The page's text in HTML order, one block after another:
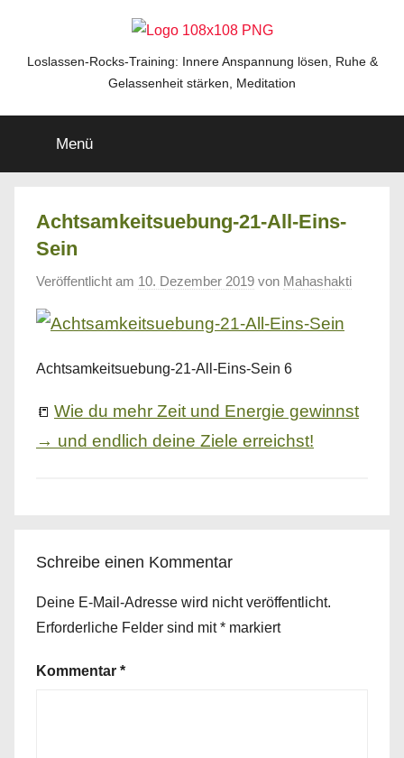
springenLoslassen-
Rocks-
Training
Loslassen-Rocks-Training: Innere Anspannung lösen, Ruhe &
Gelassenheit stärken, Meditation
Menü
Achtsamkeitsuebung-21-All-Eins-
Sein
Veröffentlicht am 10. Dezember 2019 von Mahashakti
Achtsamkeitsuebung-21-All-Eins-Sein 6
📒 Wie du mehr Zeit und Energie gewinnst
→ und endlich deine Ziele erreichst!
Schreibe einen Kommentar
Deine E-Mail-Adresse wird nicht veröffentlicht.
Erforderliche Felder sind mit* markiert
Kommentar *